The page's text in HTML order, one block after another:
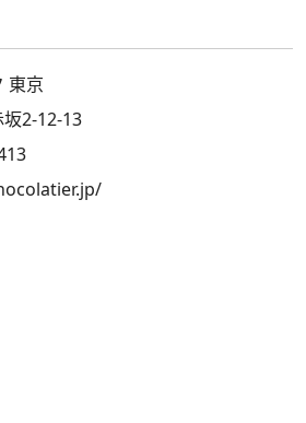
東京
2-12-13